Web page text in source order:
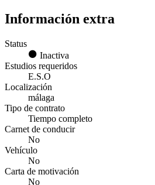
Información extra
Status
Inactiva
Estudios requeridos
E.S.O
Localización
málaga
Tipo de contrato
Tiempo completo
Carnet de conducir
No
Vehículo
No
Carta de motivación
No